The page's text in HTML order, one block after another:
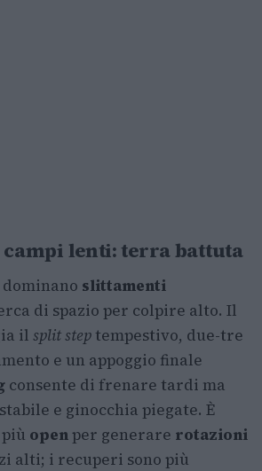
lenti: terra battuta
slittamenti
di spazio per colpire alto. Il
il split step tempestivo, due-tre
e un appoggio finale
consente di frenare tardi ma
e ginocchia piegate. È
openper generare rotazioni
alti; i recuperi sono più